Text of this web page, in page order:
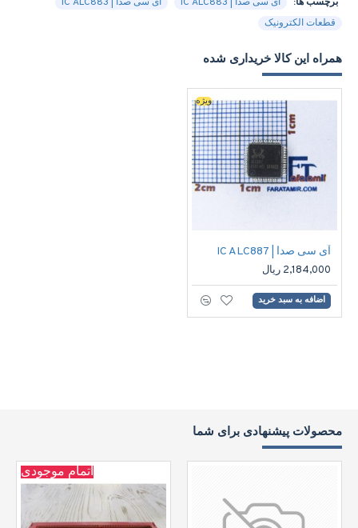
قطعات الکترونیک
همراه این کالا خریداری شده
ویژه
آی سی صدا | IC ALC887
2,184,000 ریال
اضافه به سبد خرید
محصولات پیشنهادی برای شما
اتمام موجودی